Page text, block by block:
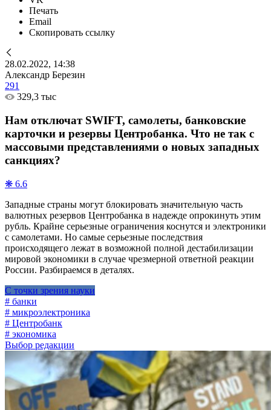
Печать
Email
Скопировать ссылку
28.02.2022, 14:38
Александр Березин
291
329,3 тыс
Нам отключат SWIFT, самолеты, банковские
карточки и резервы Центробанка. Что не так с
массовыми представлениями о новых западных
санкциях?
❋ 6.6
Западные страны могут блокировать значительную часть
валютных резервов Центробанка в надежде опрокинуть этим
рубль. Крайне серьезные ограничения коснутся и электроники
с самолетами. Но самые серьезные последствия
происходящего лежат в возможной полной дестабилизации
мировой экономики в случае чрезмерной ответной реакции
России. Разбираемся в деталях.
С точки зрения науки
# банки
# микроэлектроника
# Центробанк
# экономика
Выбор редакции